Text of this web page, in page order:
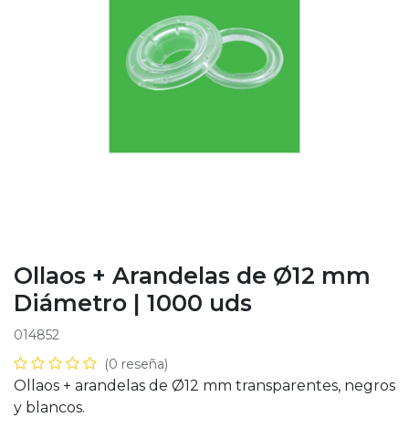
Ollaos + Arandelas de Ø12 mm
Diámetro | 1000 uds
014852
(0 reseña)
Ollaos + arandelas de Ø12 mm transparentes, negros
y blancos.